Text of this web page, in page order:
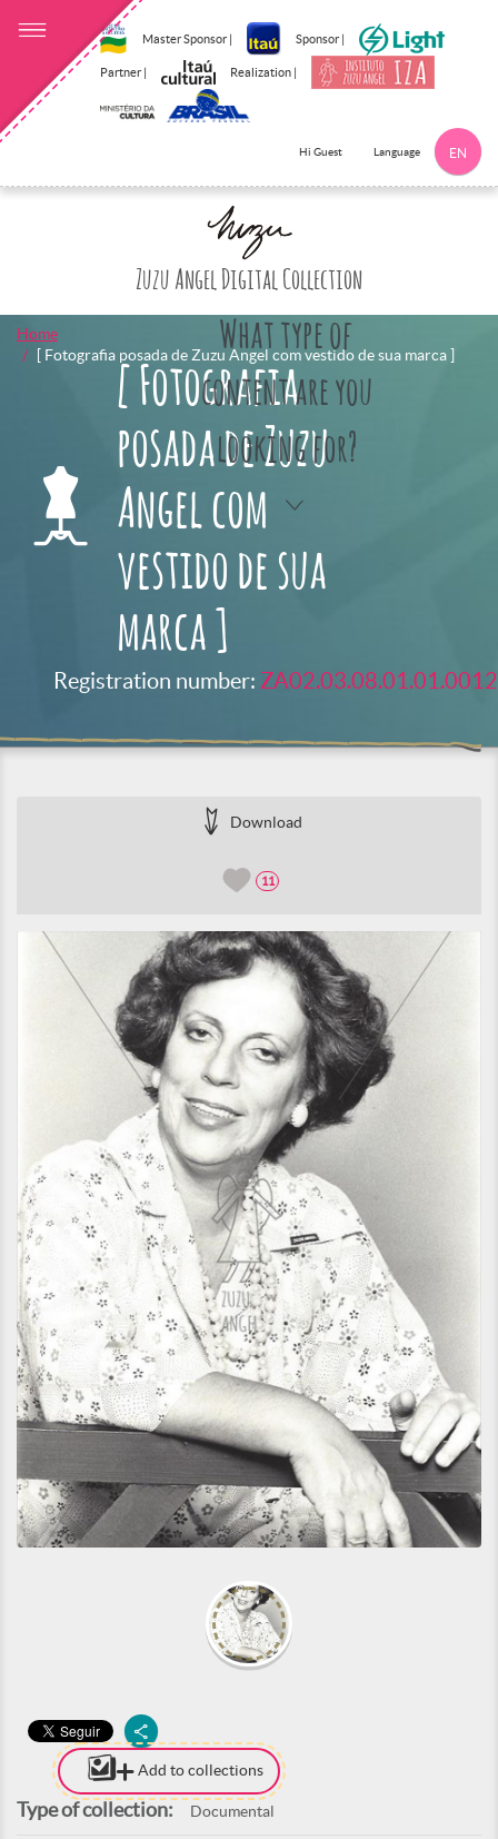
Master Sponsor | Sponsor |
Partner | Realization |
Hi Guest Language EN
Zuzu Angel Digital Collection
What type of
content are you
looking for?
Home
[ Fotografia posada de Zuzu Angel com vestido de sua marca ]
[ Fotografia
posada de Zuzu
Angel com
vestido de sua
marca ]
Registration number: ZA02.03.08.01.01.0012
Download
11
Add to collections
Type of collection: Documental